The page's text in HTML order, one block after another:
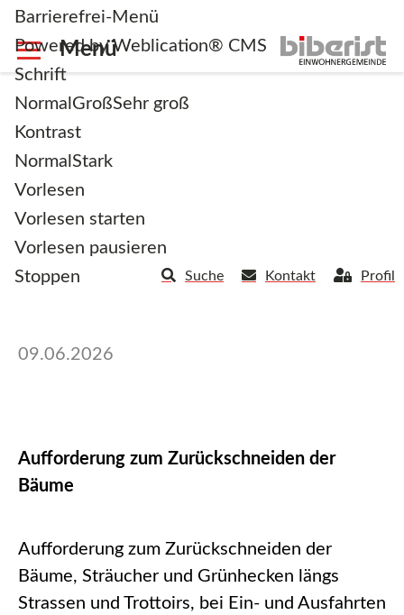
Barrierefrei-Menü
Powered by Weblication® CMS
Schrift
Normal GroßSehr groß
Kontrast
Normal Stark
Vorlesen
Vorlesen starten
Vorlesen pausieren
Stoppen
Profil
Kontakt
Suche
Aufforderung zum
Zurückschneiden der
Bäume
09.06.2026
Aufforderung zum Zurückschneiden der
Bäume
Aufforderung zum Zurückschneiden der
Bäume, Sträucher und Grünhecken längs
Strassen und Trottoirs, bei Ein- und Ausfahrten